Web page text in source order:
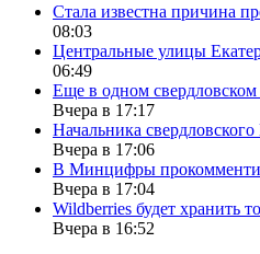
Стала известна причина
08:03
Центральные улицы
06:49
Еще в одном свердловском
Вчера в 17:17
Начальника
Вчера в 17:06
В Минцифры
Вчера в 17:04
Wildberries будет хранить
Вчера в 16:52